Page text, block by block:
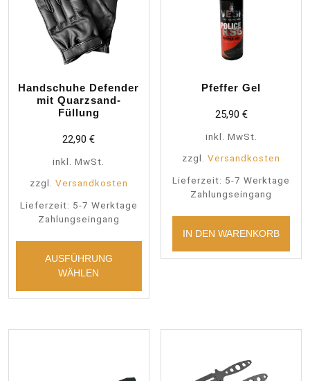
Handschuhe Defender
mit Quarzsand-
Füllung
22,90€
inkl. MwSt.
zzgl. Versandkosten
Lieferzeit: 5-7 Werktage
Zahlungseingang
AUSFÜHRUNG
WÄHLEN
Produkt
Varianten
Die
Pfeffer Gel
25,90 €
inkl. MwSt.
zzgl.Versandkosten
Lieferzeit: 5-7 Werktage
Zahlungseingang
IN DEN WARENKORB